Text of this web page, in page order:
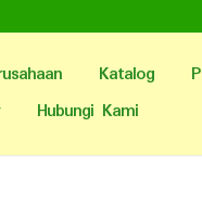
Katalog
Hubungi Kami